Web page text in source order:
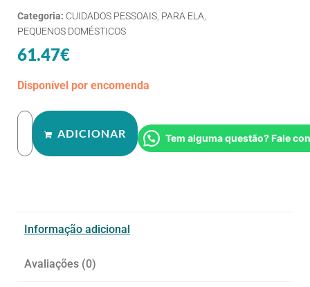
Categoria: CUIDADOS PESSOAIS PARA ELA
PEQUENOS DOMÉSTICOS
61.47€
Disponível por encomenda
ADICIONAR Tem alguma questão? Fale
Informação adicional
Avaliações (0)